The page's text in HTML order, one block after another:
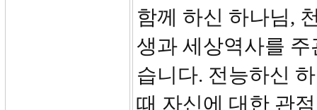
함께 하신 하나님,
생과 세상역사를
습니다. 전능하신
때 자신에 대한 관